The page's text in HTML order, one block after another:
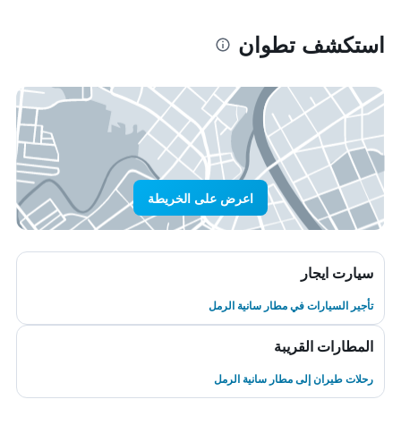
استكشف تطوان
اعرض على الخريطة
سيارت ايجار
تأجير السيارات في مطار سانية الرمل
المطارات القريبة
رحلات طيران إلى مطار سانية الرمل